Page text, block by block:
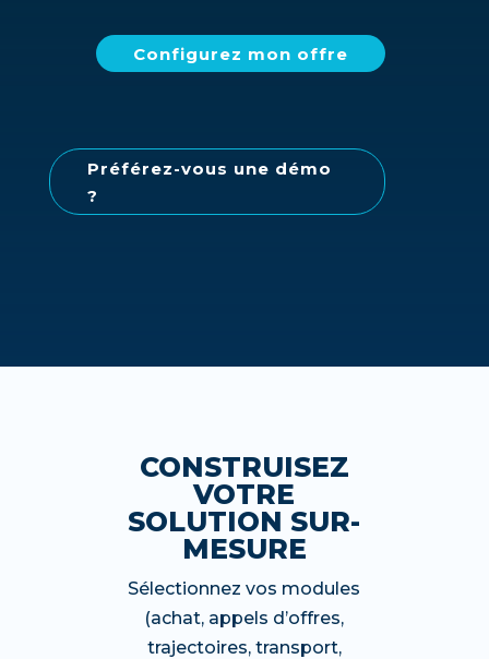
Configurez mon offre
Préférez-vous une démo
?
CONSTRUISEZ
VOTRE
SOLUTION SUR-
MESURE
Sélectionnez vos modules
(achat, appels d’offres,
trajectoires, transport,